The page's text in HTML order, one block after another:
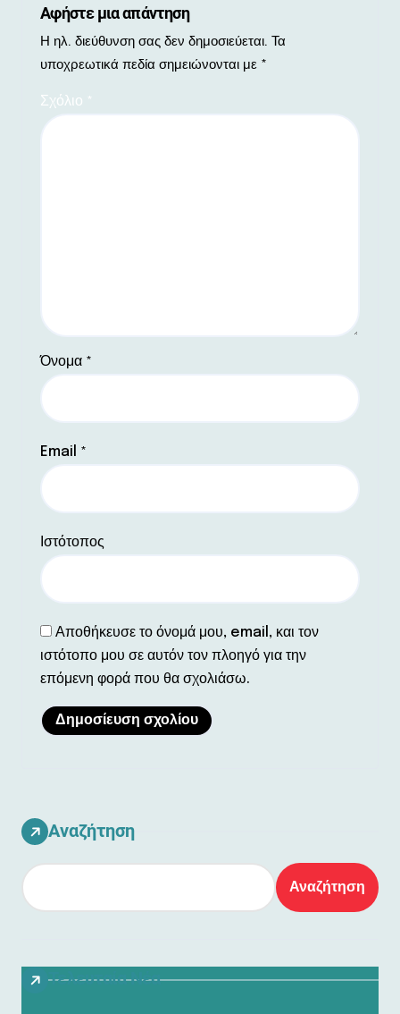
Αφήστε μια απάντηση
Η ηλ. διεύθυνση σας δεν δημοσιεύεται. Τα
υποχρεωτικά πεδία σημειώνονται με *
Σχόλιο *
Όνομα *
Email *
Ιστότοπος
Αποθήκευσε το όνομά μου, email, και τον
ιστότοπο μου σε αυτόν τον πλοηγό για την
επόμενη φορά που θα σχολιάσω.
Αναζήτηση
Αναζήτηση
Τελευταία Νέα